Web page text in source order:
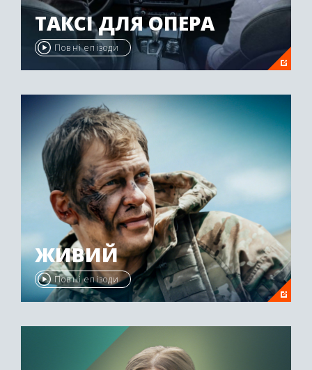
ТАКСІ ДЛЯ ОПЕРА
Повні епізоди
ЖИВИЙ
Повні епізоди